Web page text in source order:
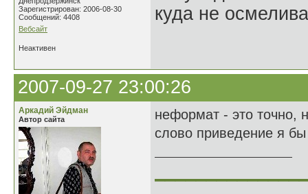
Зарегистрирован: 2006-08-30
Сообщений: 4408
Вебсайт
куда не
Неактивен
2007-09-27 23:00:26
Аркадий Эйдман
Автор сайта
неформат - это точно,
слово приведение я бы